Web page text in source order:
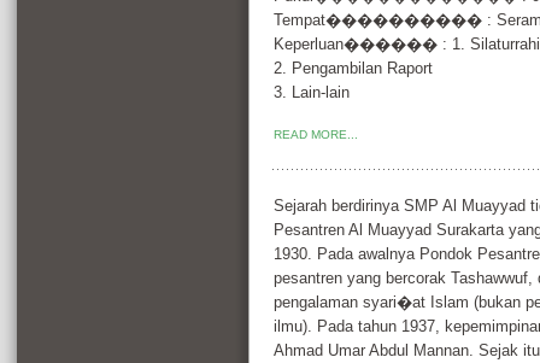
Tempat���������� : Serambi
Keperluan������ : 1.
2. Pengambilan Raport
3. Lain-lain
READ MORE...
Sejarah berdirinya SMP Al Muayyad
Pesantren Al Muayyad Surakarta
1930. Pada awalnya Pondok
pesantren yang bercorak
pengalaman syari�at Islam (bukan
ilmu). Pada tahun 1937,
Ahmad Umar Abdul Mannan. Sejak